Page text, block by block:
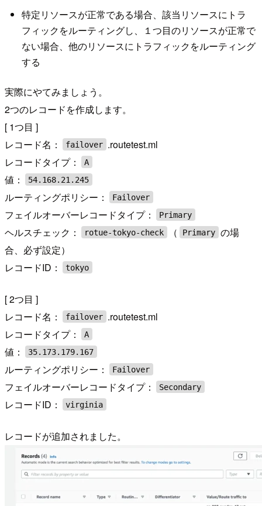
特定リソースが正常である場合、該当リソースにトラ
フィックをルーティングし、１つ目のリソースが正常で
ない場合、他のリソースにトラフィックをルーティング
する
実際にやてみましょう。
2つのレコードを作成します。
[ 1つ目 ]
レコード名：
failover .routetest.ml
レコードタイプ：
A
値： 54.168.21.245
ルーティングポリシー： Failover
フェイルオーバーレコードタイプ： Primary
ヘルスチェック： rotue-tokyo-check （ Primary の場
合、必ず設定）
レコードID：
tokyo
[ 2つ目 ]
レコード名：
failover .routetest.ml
レコードタイプ：
A
値： 35.173.179.167
ルーティングポリシー： Failover
フェイルオーバーレコードタイプ： Secondary
レコードID： virginia
レコードが追加されました。